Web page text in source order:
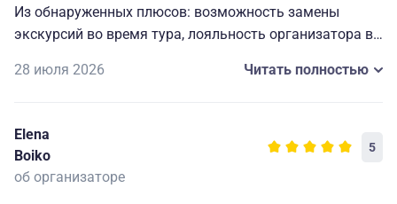
Из обнаруженных плюсов: возможность замены
экскурсий во время тура, лояльность организатора в
Людмила-Люся - кайфовый гид, водитель автобуса
(особо впечатлительным рекомендую не ходить на
экскурсию в пыточный подвал).
28 июля 2026 Читать полностью
Elena
Boiko
5
об организаторе